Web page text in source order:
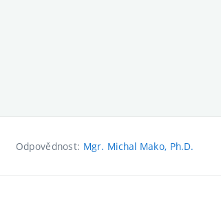
Odpovědnost: Mgr. Michal Mako, Ph.D.